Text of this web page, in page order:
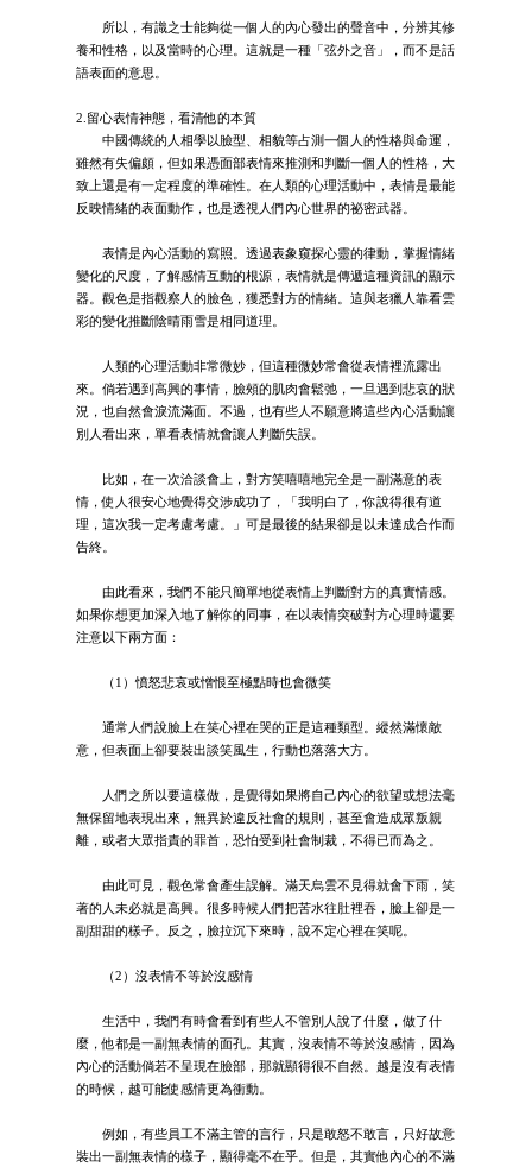
所以，有識之士能夠從一個人的內心發出的聲音中，分辨其修
養和性格，以及當時的心理。這就是一種「弦外之音」，而不是話
語表面的意思。
2.留心表情神態，看清他的本質
中國傳統的人相學以臉型、相貌等占測一個人的性格與命運，
雖然有失偏頗，但如果憑面部表情來推測和判斷一個人的性格，大
致上還是有一定程度的準確性。在人類的心理活動中，表情是最能
反映情緒的表面動作，也是透視人們內心世界的祕密武器。
表情是內心活動的寫照。透過表象窺探心靈的律動，掌握情緒
變化的尺度，了解感情互動的根源，表情就是傳遞這種資訊的顯示
器。觀色是指觀察人的臉色，獲悉對方的情緒。這與老獵人靠看雲
彩的變化推斷陰晴雨雪是相同道理。
人類的心理活動非常微妙，但這種微妙常會從表情裡流露出
來。倘若遇到高興的事情，臉頰的肌肉會鬆弛，一旦遇到悲哀的狀
況，也自然會淚流滿面。不過，也有些人不願意將這些內心活動讓
別人看出來，單看表情就會讓人判斷失誤。
比如，在一次洽談會上，對方笑嘻嘻地完全是一副滿意的表
情，使人很安心地覺得交涉成功了，「我明白了，你說得很有道
理，這次我一定考慮考慮。」可是最後的結果卻是以未達成合作而
告終。
由此看來，我們不能只簡單地從表情上判斷對方的真實情感。
如果你想更加深入地了解你的同事，在以表情突破對方心理時還要
注意以下兩方面：
（1）憤怒悲哀或憎恨至極點時也會微笑
通常人們說臉上在笑心裡在哭的正是這種類型。縱然滿懷敵
意，但表面上卻要裝出談笑風生，行動也落落大方。
人們之所以要這樣做，是覺得如果將自己內心的欲望或想法毫
無保留地表現出來，無異於違反社會的規則，甚至會造成眾叛親
離，或者大眾指責的罪首，恐怕受到社會制裁，不得已而為之。
由此可見，觀色常會產生誤解。滿天烏雲不見得就會下雨，笑
著的人未必就是高興。很多時候人們把苦水往肚裡吞，臉上卻是一
副甜甜的樣子。反之，臉拉沉下來時，說不定心裡在笑呢。
（2）沒表情不等於沒感情
生活中，我們有時會看到有些人不管別人說了什麼，做了什
麼，他都是一副無表情的面孔。其實，沒表情不等於沒感情，因為
內心的活動倘若不呈現在臉部，那就顯得很不自然。越是沒有表情
的時候，越可能使感情更為衝動。
例如，有些員工不滿主管的言行，只是敢怒不敢言，只好故意
裝出一副無表情的樣子，顯得毫不在乎。但是，其實他內心的不滿